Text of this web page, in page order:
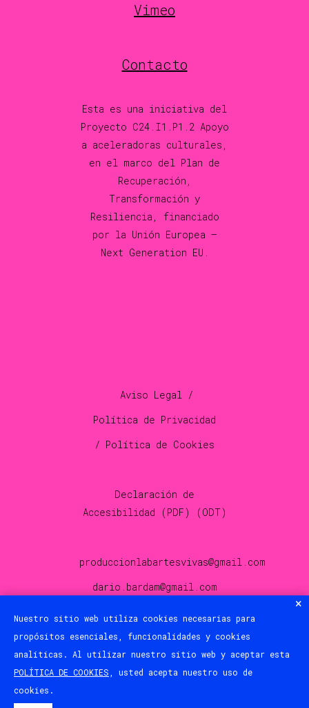
Vimeo
Contacto
Esta es una iniciativa del
Proyecto C24.I1.P1.2 Apoyo
a aceleradoras culturales,
en el marco del Plan de
Recuperación,
Transformación y
Resiliencia, financiado
por la Unión Europea –
Next Generation EU.
Aviso Legal /
Política de Privacidad
/ Política de Cookies
Declaración de
Accesibilidad (PDF) (ODT)
produccionlabartesvivas@gmail.com
dario.bardam@gmail.com
© 2025 LAV Canarias
Design by Varietti design.
Nuestro sitio web utiliza cookies necesarias para
propósitos esenciales, funcionalidades y cookies
analíticas. Al utilizar nuestro sitio web y aceptar esta
POLÍTICA DE COOKIES , usted acepta nuestro uso de
cookies.